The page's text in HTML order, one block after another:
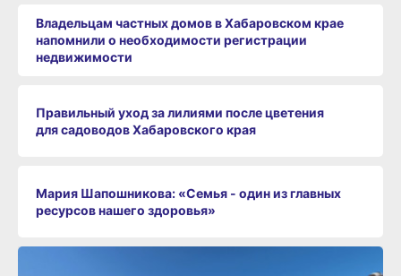
Владельцам частных домов в Хабаровском крае
напомнили о необходимости регистрации
недвижимости
Правильный уход за лилиями после цветения
для садоводов Хабаровского края
Мария Шапошникова: «Семья - один из главных
ресурсов нашего здоровья»